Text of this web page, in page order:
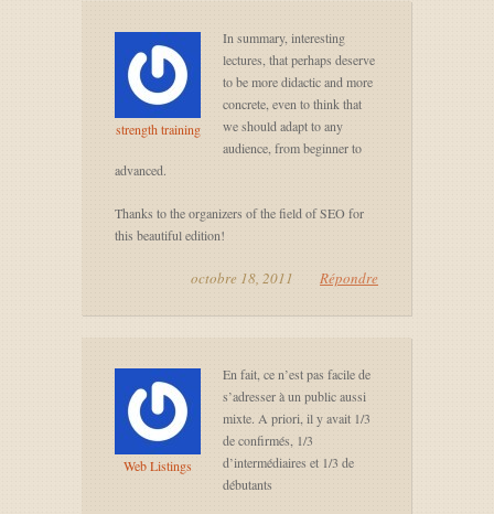
strength training
In summary, interesting
lectures, that perhaps deserve
to be more didactic and more
concrete, even to think that
we should adapt to any
audience, from beginner to
advanced.
Thanks to the organizers of the field of SEO for
this beautiful edition!
octobre 18, 2011 Répondre
Web Listings
En fait, ce n’est pas facile de
s’adresser à un public aussi
mixte. A priori, il y avait 1/3
de confirmés, 1/3
d’intermédiaires et 1/3 de
débutants